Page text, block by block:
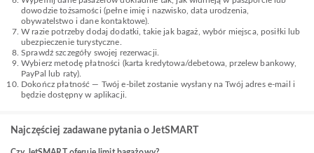
dowodzie tożsamości (pełne imię i nazwisko, data urodzenia,
obywatelstwo i dane kontaktowe).
W razie potrzeby dodaj dodatki, takie jak bagaż, wybór miejsca, posiłki lub
ubezpieczenie turystyczne.
Sprawdź szczegóły swojej rezerwacji.
Wybierz metodę płatności (karta kredytowa/debetowa, przelew bankowy,
PayPal lub raty).
Dokończ płatność — Twój e-bilet zostanie wysłany na Twój adres e-mail i
będzie dostępny w aplikacji.
Najczęściej zadawane pytania o JetSMART